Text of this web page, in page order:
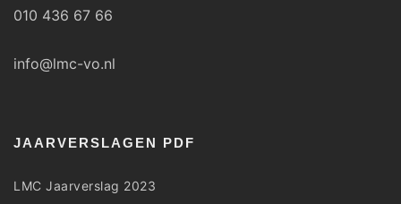
010 436 67 66
info@lmc-vo.nl
JAARVERSLAGEN PDF
LMC Jaarverslag 2023